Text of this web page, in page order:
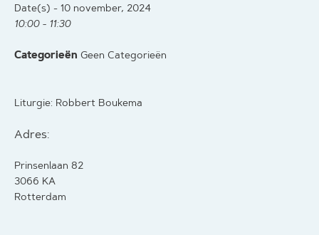
Date(s) - 10 november, 2024
10:00 - 11:30
Categorieën Geen Categorieën
Liturgie: Robbert Boukema
Adres:
Prinsenlaan 82
3066 KA
Rotterdam